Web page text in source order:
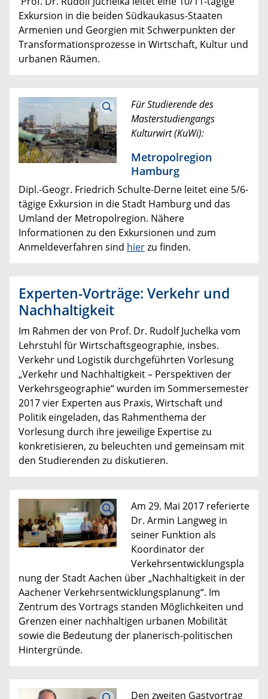
Exkursion in die beiden Südkaukasus-Staaten
Armenien und Georgien mit Schwerpunkten der
Transformationsprozesse in Wirtschaft, Kultur und
urbanen Räumen.
Für Studierende des
Masterstudiengangs
Kulturwirt (KuWi):
Metropolregion
Hamburg
Dipl.-Geogr. Friedrich Schulte-Derne leitet eine 5/6-
tägige Exkursion in die Stadt Hamburg und das
Umland der Metropolregion. Nähere
Informationen zu den Exkursionen und zum
Anmeldeverfahren sind hierzu finden.
Experten-Vorträge: Verkehr und
Nachhaltigkeit
Im Rahmen der von Prof. Dr. Rudolf Juchelka vom
Lehrstuhl für Wirtschaftsgeographie, insbes.
Verkehr und Logistik durchgeführten Vorlesung
„Verkehr und Nachhaltigkeit – Perspektiven der
Verkehrsgeographie“ wurden im Sommersemester
2017 vier Experten aus Praxis, Wirtschaft und
Politik eingeladen, das Rahmenthema der
Vorlesung durch ihre jeweilige Expertise zu
konkretisieren, zu beleuchten und gemeinsam mit
den Studierenden zu diskutieren.
Am 29. Mai 2017 referierte
Dr. Armin Langweg in
seiner Funktion als
Koordinator der
Verkehrsentwicklungspla
nung der Stadt Aachen über „Nachhaltigkeit in der
Aachener Verkehrsentwicklungsplanung“. Im
Zentrum des Vortrags standen Möglichkeiten und
Grenzen einer nachhaltigen urbanen Mobilität
sowie die Bedeutung der planerisch-politischen
Hintergründe.
Den zweiten Gastvortrag